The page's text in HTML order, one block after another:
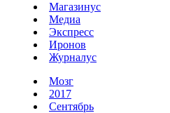
Магазинус
Медиа
Экспресс
Иронов
Журналус
Мозг
2017
Сентябрь